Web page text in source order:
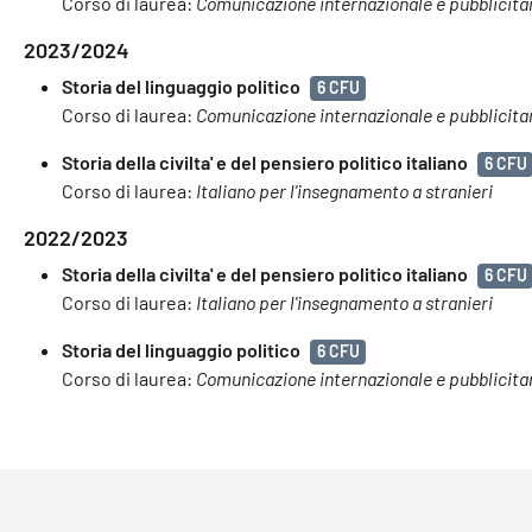
2023/2024
Storia del linguaggio politico 6 CFU
Corso di laurea: Comunicazione internazionale e
Storia della civilta' e del pensiero politico italiano 6 CFU
Corso di laurea: Italiano per l'insegnamento a stranieri
2022/2023
Storia della civilta' e del pensiero politico italiano 6 CFU
Corso di laurea: Italiano per l'insegnamento a stranieri
Storia del linguaggio politico 6 CFU
Corso di laurea: Comunicazione internazionale e